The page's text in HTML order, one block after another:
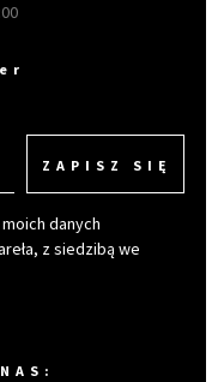
ZAPISZ SIĘ
danych
z siedzibą we